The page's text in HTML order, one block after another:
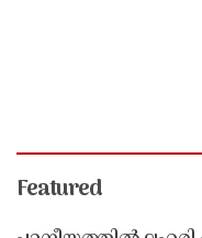
Featured